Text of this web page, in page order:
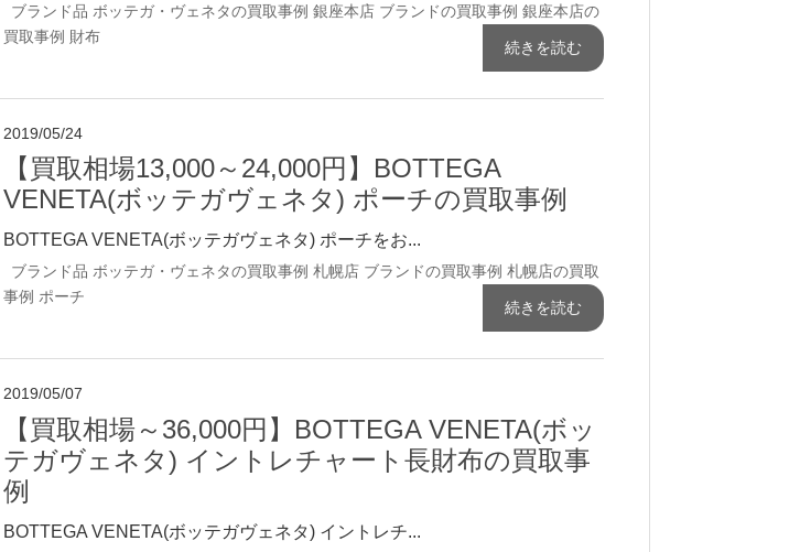
ブランド品 ボッテガ・ヴェネタの買取事例 銀座本店 ブランドの買取事例 銀座本店の
買取事例 財布
続きを読む
2019/05/24
【買取相場13,000～24,000円】BOTTEGA
VENETA(ボッテガヴェネタ) ポーチの買取事例
BOTTEGA VENETA(ボッテガヴェネタ) ポーチをお...
ブランド品 ボッテガ・ヴェネタの買取事例 札幌店 ブランドの買取事例 札幌店の買取
事例 ポーチ
続きを読む
2019/05/07
【買取相場～36,000円】BOTTEGA VENETA(ボッ
テガヴェネタ) イントレチャート長財布の買取事
例
BOTTEGA VENETA(ボッテガヴェネタ) イントレチ...